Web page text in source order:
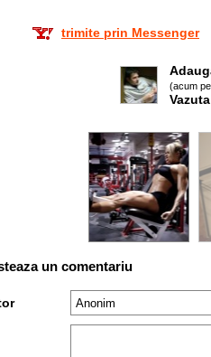
trimite prin Messenger
(acum
Vazuta
un comentariu